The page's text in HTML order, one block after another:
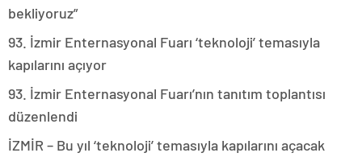
bekliyoruz”
93. İzmir Enternasyonal Fuarı ‘teknoloji’ temasıyla
kapılarını açıyor
93. İzmir Enternasyonal Fuarı’nın tanıtım toplantısı
düzenlendi
İZMİR – Bu yıl ‘teknoloji’ temasıyla kapılarını açacak